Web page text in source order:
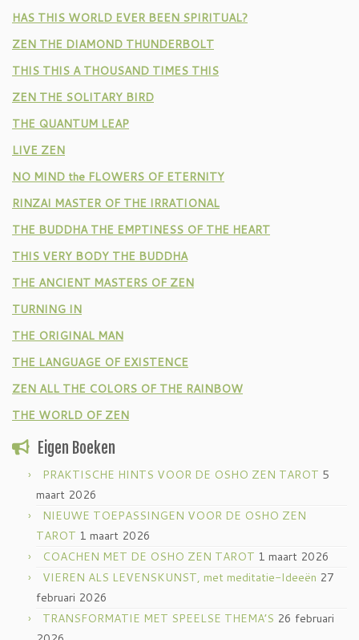
HAS THIS WORLD EVER BEEN SPIRITUAL?
ZEN THE DIAMOND THUNDERBOLT
THIS THIS A THOUSAND TIMES THIS
ZEN THE SOLITARY BIRD
THE QUANTUM LEAP
LIVE ZEN
NO MIND the FLOWERS OF ETERNITY
RINZAI MASTER OF THE IRRATIONAL
THE BUDDHA THE EMPTINESS OF THE HEART
THIS VERY BODY THE BUDDHA
THE ANCIENT MASTERS OF ZEN
TURNING IN
THE ORIGINAL MAN
THE LANGUAGE OF EXISTENCE
ZEN ALL THE COLORS OF THE RAINBOW
THE WORLD OF ZEN
Eigen Boeken
PRAKTISCHE HINTS VOOR DE OSHO ZEN TAROT 5
maart 2026
NIEUWE TOEPASSINGEN VOOR DE OSHO ZEN
TAROT 1 maart 2026
COACHEN MET DE OSHO ZEN TAROT 1 maart 2026
VIEREN ALS LEVENSKUNST, met meditatie-Ideeën 27
februari 2026
TRANSFORMATIE MET SPEELSE THEMA’S 26 februari